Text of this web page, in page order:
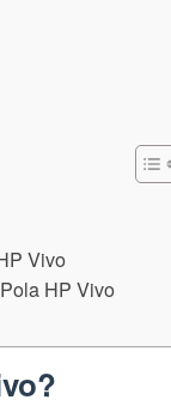
Vivo
HP Vivo